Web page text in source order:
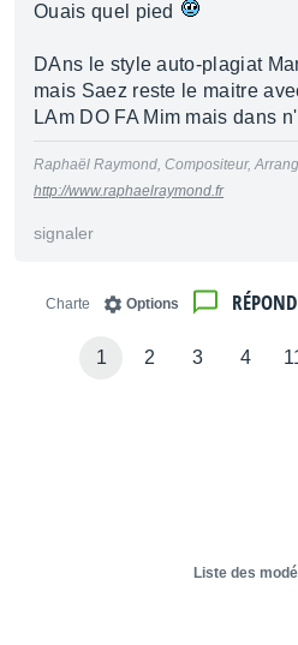
Ouais quel pied
DAns le style auto-plagiat
mais Saez reste le maitre
LAm DO FA Mim mais dans
Raphaël Raymond, Compositeur,
http://www.raphaelraymond.fr
signaler
Options
Charte
1 2 3 4
Liste des